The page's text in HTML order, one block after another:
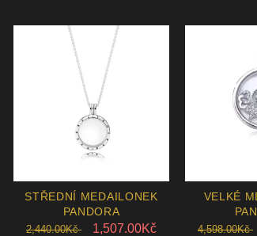
STŘEDNÍ MEDAILONEK
PANDORA
2,440.00Kč
1,507.00Kč
VELKÉ
4,598.00Kč